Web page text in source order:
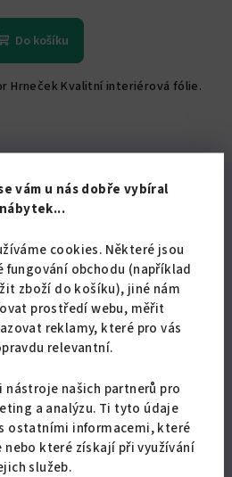
vám u nás dobře vybíral
nábytek...
cookies. Některé jsou
fungování obchodu (například
zboží do košíku), jiné nám
prostředí webu, měřit
reklamy, které pro vás
relevantní.
nástroje našich partnerů pro
a analýzu. Ti tyto údaje
ostatními informacemi, které
které získají při využívání
služeb.
Do košíku
Hrneček Kvalitní interiérová fólie.
3D kruh - Šachovnice
KÓD:6546/MOD